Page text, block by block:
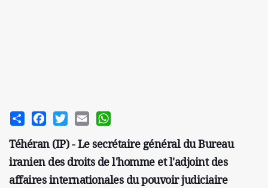
Share FacebookTwitterEmail
Téhéran (IP) - Le secrétaire général du Bureau
iranien des droits de l'homme et l'adjoint des
affaires internationales du pouvoir judiciaire